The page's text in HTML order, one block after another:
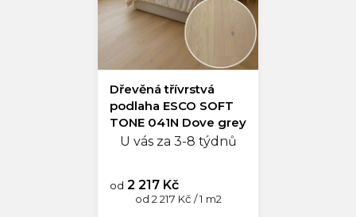
Dřevěná třívrstvá
podlaha ESCO SOFT
TONE 041N Dove grey
U vás za 3-8 týdnů
od 2 217 Kč
Měrná
od 2 217 Kč / 1 m2